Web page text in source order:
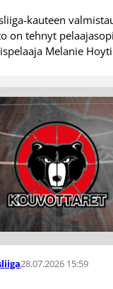
kauteen
on tehnyt
Melanie
28.07.2026 15:59